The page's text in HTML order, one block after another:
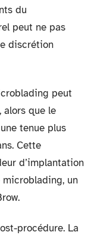
du
peut ne pas
discrétion
peut
alors que le
tenue plus
Cette
d’implantation
un
procédure. La